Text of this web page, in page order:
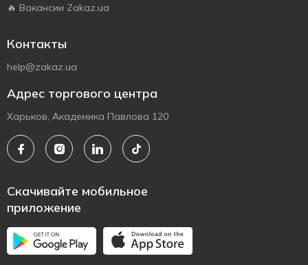
🔥 Вакансии Zakaz.ua
Контакты
help@zakaz.ua
Адрес торгового центра
Харьков, Академика Павлова 120
Скачивайте мобильное
приложение